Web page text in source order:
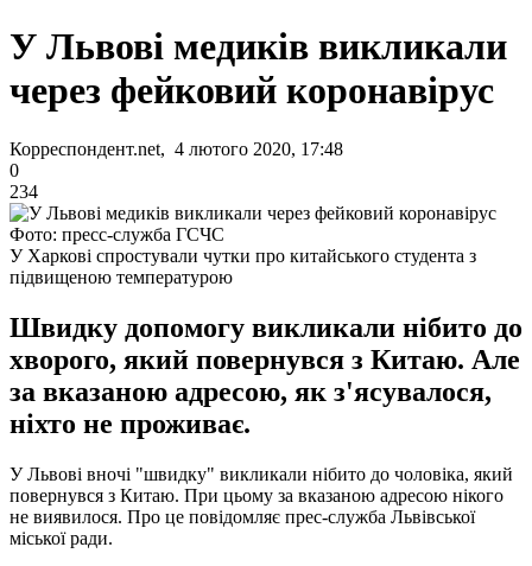
У Львові медиків викликали
через фейковий коронавірус
Корреспондент.net, 4 лютого 2020, 17:48
0
234
Фото: пресс-служба ГСЧС
У Харкові спростували чутки про китайського студента з
підвищеною температурою
Швидку допомогу викликали нібито до
хворого, який повернувся з Китаю. Але
за вказаною адресою, як з'ясувалося,
ніхто не проживає.
У Львові вночі "швидку" викликали нібито до чоловіка, який
повернувся з Китаю. При цьому за вказаною адресою нікого
не виявилося. Про це повідомляє прес-служба Львівської
міської ради.